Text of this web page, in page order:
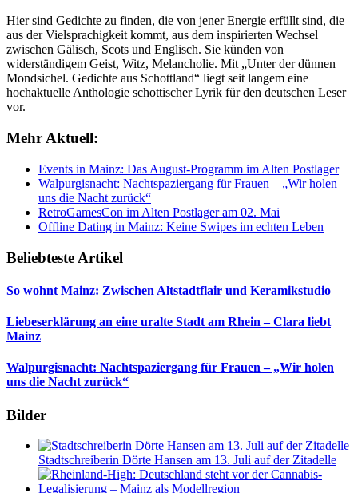
Hier sind Gedichte zu finden, die von jener Energie erfüllt sind, die
aus der Vielsprachigkeit kommt, aus dem inspirierten Wechsel
zwischen Gälisch, Scots und Englisch. Sie künden von
widerständigem Geist, Witz, Melancholie. Mit „Unter der dünnen
Mondsichel. Gedichte aus Schottland“ liegt seit langem eine
hochaktuelle Anthologie schottischer Lyrik für den deutschen Leser
vor.
Mehr Aktuell:
Events in Mainz: Das August-Programm im Alten Postlager
Walpurgisnacht: Nachtspaziergang für Frauen – „Wir holen
uns die Nacht zurück“
RetroGamesCon im Alten Postlager am 02. Mai
Offline Dating in Mainz: Keine Swipes im echten Leben
Beliebteste Artikel
So wohnt Mainz: Zwischen Altstadtflair und Keramikstudio
Liebeserklärung an eine uralte Stadt am Rhein – Clara liebt
Mainz
Walpurgisnacht: Nachtspaziergang für Frauen – „Wir holen
uns die Nacht zurück“
Bilder
Stadtschreiberin Dörte Hansen am 13. Juli auf der Zitadelle